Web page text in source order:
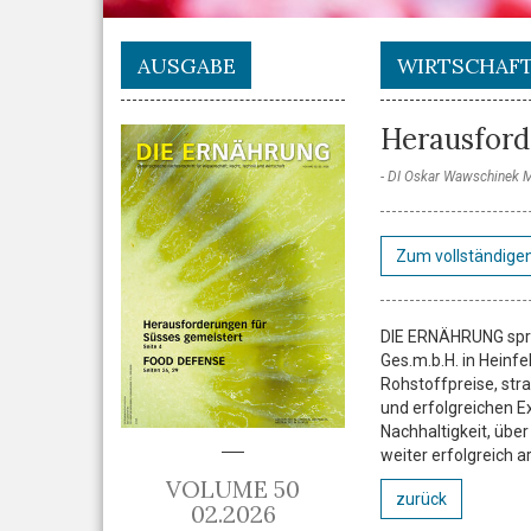
AUSGABE
VOLUME 50
02.2026
DI Oskar Wawschinek
Zum
DIE ERNÄHRUNG
Ges.m.b.H. in
Rohstoffpreise,
und erfolgreichen
Nachhaltigkeit,
weiter erfolgreich
zurück